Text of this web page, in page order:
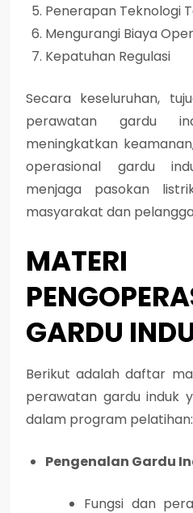
Penerapan Teknologi
Mengurangi Biaya
Kepatuhan Regulasi
Secara keseluruhan,
perawatan gardu
meningkatkan
operasional gardu
menjaga pasokan
masyarakat dan
MATERI
GARDU
Berikut adalah daftar
perawatan gardu induk
dalam program pelatihan:
Pengenalan Gardu
Fungsi dan